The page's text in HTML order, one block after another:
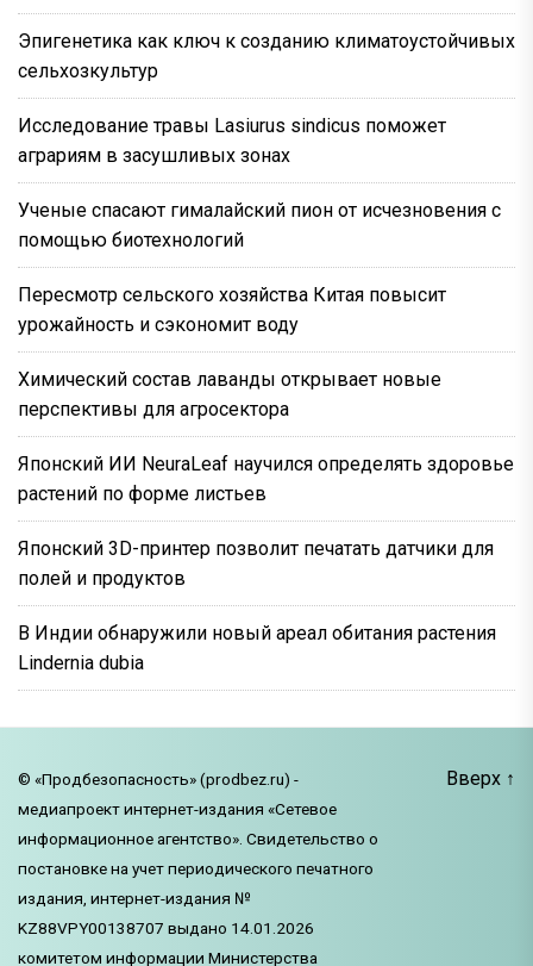
Эпигенетика как ключ к созданию климатоустойчивых
сельхозкультур
Исследование травы Lasiurus sindicus поможет
аграриям в засушливых зонах
Ученые спасают гималайский пион от исчезновения с
помощью биотехнологий
Пересмотр сельского хозяйства Китая повысит
урожайность и сэкономит воду
Химический состав лаванды открывает новые
перспективы для агросектора
Японский ИИ NeuraLeaf научился определять здоровье
растений по форме листьев
Японский 3D-принтер позволит печатать датчики для
полей и продуктов
В Индии обнаружили новый ареал обитания растения
Lindernia dubia
© «Продбезопасность» (prodbez.ru) -
медиапроект интернет-издания «Сетевое
информационное агентство». Свидетельство о
постановке на учет периодического печатного
издания, интернет-издания №
KZ88VPY00138707 выдано 14.01.2026
комитетом информации Министерства
Вверх ↑